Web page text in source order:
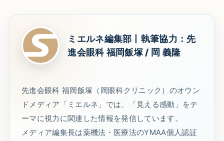
ミエルネ編集部丨執筆協力：先
進会眼科 福岡飯塚 / 岡 義隆
先進会眼科 福岡飯塚（岡眼科クリニック）のオウン
ドメディア「ミエルネ」では、「見える感動」をテ
ーマに視力に関連した情報を発信しています。
メディア編集長は薬機法・医療法のYMAA個人認証